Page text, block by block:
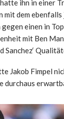
ihn in einer
dem
einen in
mit Ben
Sanchez‘
Jakob Fimpel
durchaus